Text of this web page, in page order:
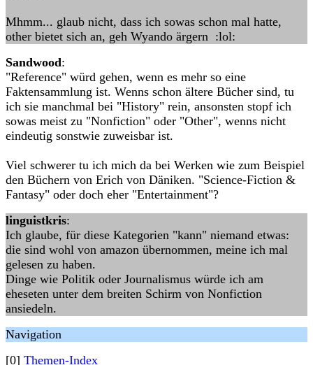
Mhmm... glaub nicht, dass ich sowas schon mal hatte,
other bietet sich an, geh Wyando ärgern :lol:
Sandwood:
"Reference" würd gehen, wenn es mehr so eine
Faktensammlung ist. Wenns schon ältere Bücher sind, tu
ich sie manchmal bei "History" rein, ansonsten stopf ich
sowas meist zu "Nonfiction" oder "Other", wenns nicht
eindeutig sonstwie zuweisbar ist.
Viel schwerer tu ich mich da bei Werken wie zum Beispiel
den Büchern von Erich von Däniken. "Science-Fiction &
Fantasy" oder doch eher "Entertainment"?
linguistkris:
Ich glaube, für diese Kategorien "kann" niemand etwas:
die sind wohl von amazon übernommen, meine ich mal
gelesen zu haben.
Dinge wie Politik oder Journalismus würde ich am
eheseten unter dem breiten Schirm von Nonfiction
ansiedeln.
Navigation
[0] Themen-Index